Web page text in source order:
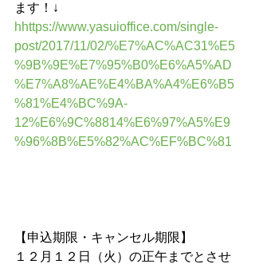
ます！↓
hhttps://www.yasuioffice.com/single-
post/2017/11/02/%E7%AC%AC31%E5
%9B%9E%E7%95%B0%E6%A5%AD
%E7%A8%AE%E4%BA%A4%E6%B5
%81%E4%BC%9A-
12%E6%9C%8814%E6%97%A5%E9
%96%8B%E5%82%AC%EF%BC%81
【申込期限・キャンセル期限】
１２月１２日（火）の正午までとさせ